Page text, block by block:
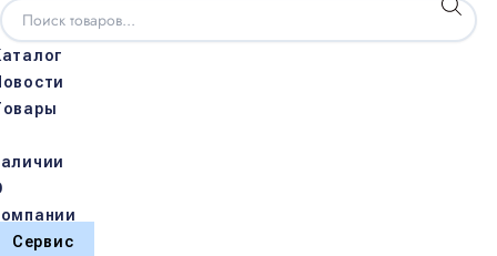
Сервис